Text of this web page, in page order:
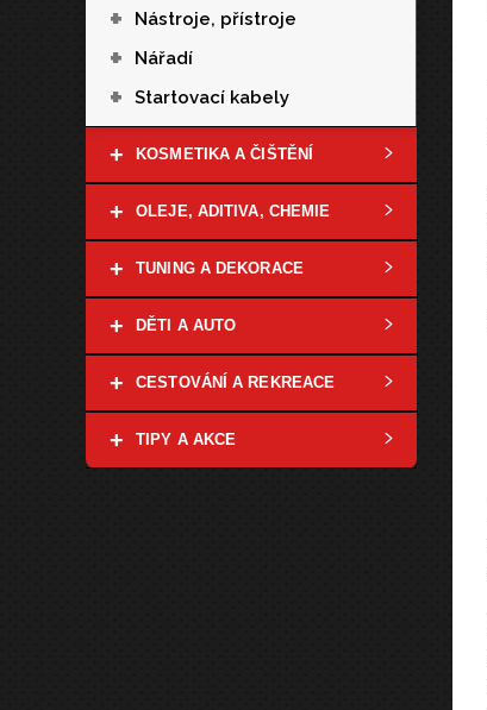
+ Nástroje, přístroje
+ Nářadí
+ Startovací kabely
+ KOSMETIKA A ČIŠTĚNÍ
+ OLEJE, ADITIVA, CHEMIE
+ TUNING A DEKORACE
+ DĚTI A AUTO
+ CESTOVÁNÍ A REKREACE
+ TIPY A AKCE